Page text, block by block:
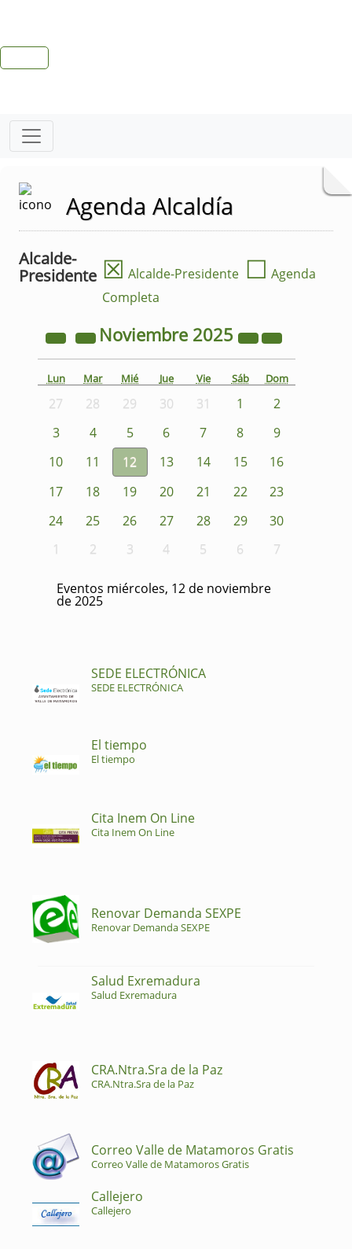
Agenda Alcaldía
Alcalde-
Presidente ☒ Alcalde-Presidente ☐ Agenda
Completa
Noviembre 2025
Lun Mar Mié Jue Vie Sáb Dom
27 28 29 30 31 1
2
3
4 5 6 7 8
9
10
11 12 13 14 15
16
17
18 19 20 21 22
23
24
25 26 27 28 29
30
1
2 3 4 5 6 7
Eventos miércoles, 12 de noviembre
de 2025
SEDE ELECTRÓNICA
SEDE ELECTRÓNICA
El tiempo
El tiempo
Cita Inem On Line
Cita Inem On Line
Renovar Demanda SEXPE
Renovar Demanda SEXPE
Salud Exremadura
Salud Exremadura
CRA.Ntra.Sra de la Paz
CRA.Ntra.Sra de la Paz
Correo Valle de Matamoros Gratis
Correo Valle de Matamoros Gratis
Callejero
Callejero